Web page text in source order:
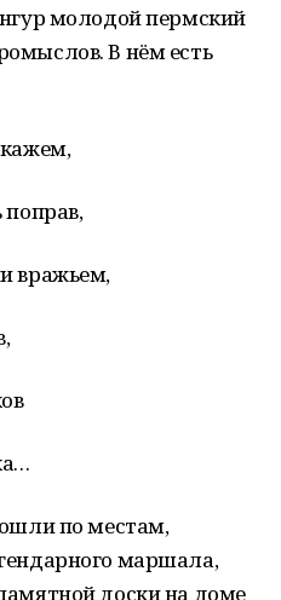
молодой пермский
В нём есть
вражьем,
по местам,
маршала,
доски на доме